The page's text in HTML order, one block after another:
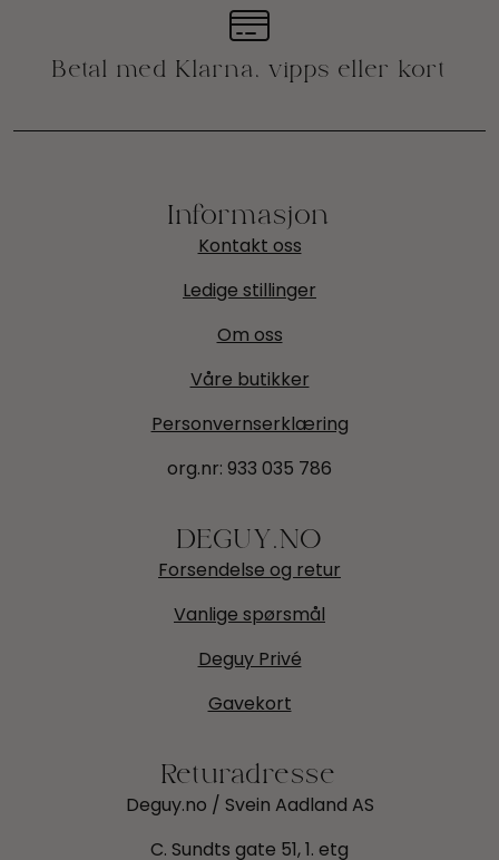
Kontakt oss
Ledige stillinger
Om oss
Våre butikker
Personvernserklæring
org.nr: 933 035 786
Forsendelse og retur
Vanlige spørsmål
Deguy Privé
Gavekort
Deguy.no / Svein Aadland AS
C. Sundts gate 51, 1. etg